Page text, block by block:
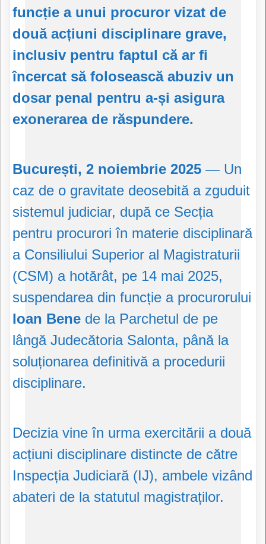
funcție a unui procuror vizat de
două acțiuni disciplinare grave,
inclusiv pentru faptul că ar fi
încercat să folosească abuziv un
dosar penal pentru a-și asigura
exonerarea de răspundere.
București, 2 noiembrie 2025 — Un
caz de o gravitate deosebită a zguduit
sistemul judiciar, după ce Secția
pentru procurori în materie disciplinară
a Consiliului Superior al Magistraturii
(CSM) a hotărât, pe 14 mai 2025,
suspendarea din funcție a procurorului
Ioan Bene de la Parchetul de pe
lângă Judecătoria Salonta, până la
soluționarea definitivă a procedurii
disciplinare.
Decizia vine în urma exercitării a două
acțiuni disciplinare distincte de către
Inspecția Judiciară (IJ), ambele vizând
abateri de la statutul magistraților.